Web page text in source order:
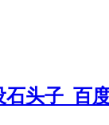
头子_百